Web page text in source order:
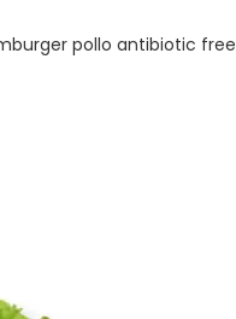
pollo antibiotic free